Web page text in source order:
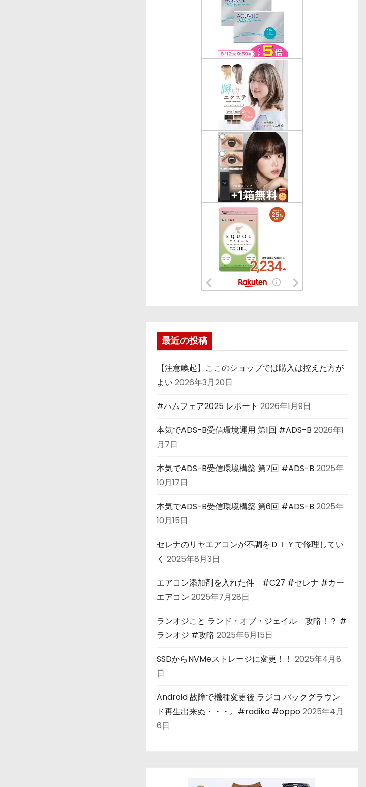
最近の投稿
【注意喚起】ここのショップでは購入は控えた方が
よい 2026年3月20日
#ハムフェア2025 レポート 2026年1月9日
本気でADS-B受信環境運用 第1回 #ADS-B 2026年1
月7日
本気でADS-B受信環境構築 第7回 #ADS-B 2025年
10月17日
本気でADS-B受信環境構築 第6回 #ADS-B 2025年
10月15日
セレナのリヤエアコンが不調をＤＩＹで修理してい
く 2025年8月3日
エアコン添加剤を入れた件 #C27 #セレナ #カー
エアコン 2025年7月28日
ランオジこと ランド・オブ・ジェイル 攻略！？ #
ランオジ #攻略 2025年6月15日
SSDからNVMeストレージに変更！！ 2025年4月8
日
Android 故障で機種変更後 ラジコ バックグラウン
ド再生出来ぬ・・・。#radiko #oppo2025年4月
6日